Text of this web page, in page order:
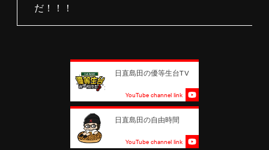
だ！！！
日直島田の優等生台TV
YouTube channel link
日直島田の自由時間
YouTube channel link